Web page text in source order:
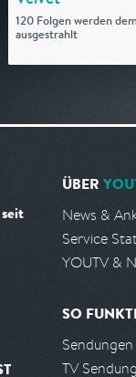
120 Folgen werden
ausgestrahlt
seit
ÜBER
News &
Service
YOUTV &
SO
TV